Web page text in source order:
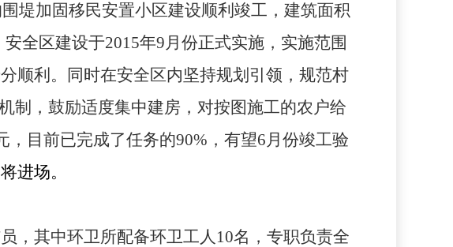
围堤加固移民安置小区建设顺利竣工，建筑面积
安全区建设于2015年9月份正式实施，实施范围
顺利。同时在安全区内坚持规划引领，规范村
制，鼓励适度集中建房，对按图施工的农户给
，目前已完成了任务的90% ，有望6月份竣工验
进场。
，其中环卫所配备环卫工人 10名，专职负责全